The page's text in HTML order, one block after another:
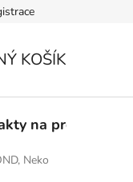
Odstoupení od
KOŠÍK
na prodejny
Neko